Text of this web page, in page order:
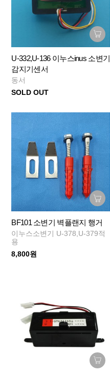
U-332,U-136 이누스inus 소변기
감지기센서
동서
SOLD OUT
BF101 소변기 벽플랜지 행거
이누스소변기 U-378,U-379적
용
8,800원